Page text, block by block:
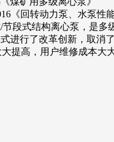
回转动力泵、水泵性
式结构离心泵，是多
进行了改革创新，取消
大提高，用户维修成